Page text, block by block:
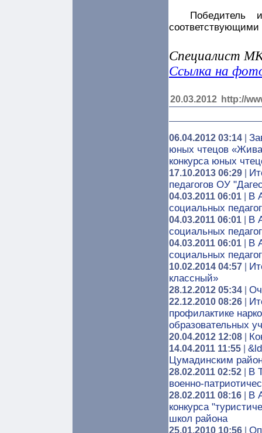
Победитель
Специалист
Ссылка на
20.03.2012 http://
06.04.2012 03:14
юных чтецов
конкурса юных
17.10.2013 06:29
педагогов ОУ
04.03.2011 06:01
В
социальных
04.03.2011 06:01
В
социальных
04.03.2011 06:01
В
социальных
10.02.2014 04:57
классный»
28.12.2012 05:34
22.12.2010 08:26
профилактике
образовательных
20.04.2012 12:08
14.04.2011 11:55
Цумадинским
28.02.2011 02:52
В
военно-
28.02.2011 08:16
В
конкурса
школ района
25.01.2010 10:56